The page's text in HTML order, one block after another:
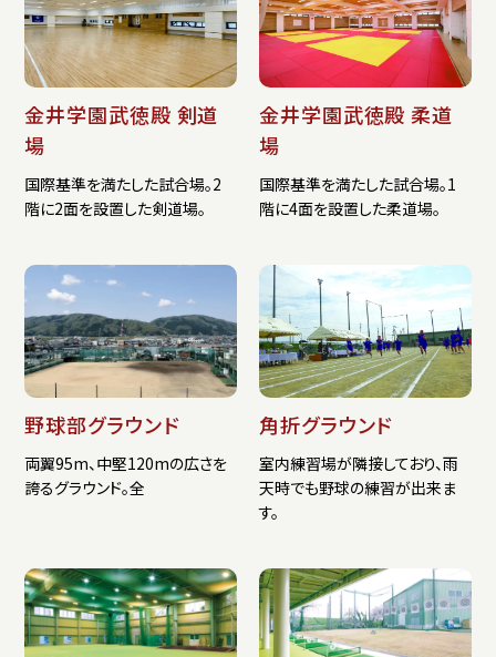
金井学園武徳殿 剣道
場
国際基準を満たした試合場。2
階に2面を設置した剣道場。
金井学園武徳殿 柔道
場
国際基準を満たした試合場。1
階に4面を設置した柔道場。
野球部グラウンド
両翼95m、中堅120mの広さを
誇るグラウンド。全
角折グラウンド
室内練習場が隣接しており、雨
天時でも野球の練習が出来ま
す。